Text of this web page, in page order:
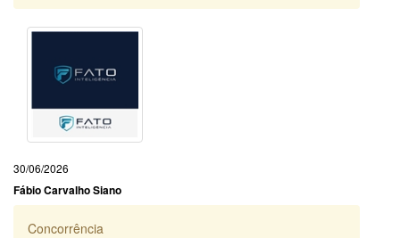
30/06/2026
Fábio Carvalho Siano
Concorrência